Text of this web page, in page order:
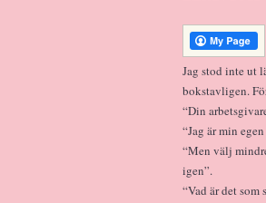
Jag stod inte ut
bokstavligen.
“Din
“Jag är min
“Men välj
igen”.
“Vad är det som